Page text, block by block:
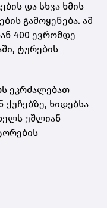
და სხვა ხმის
გამოყენება. ამ
400 ევრომდე
ტურების
ეკრძალებათ
ქუჩებზე, ხიდებსა
უშლიან